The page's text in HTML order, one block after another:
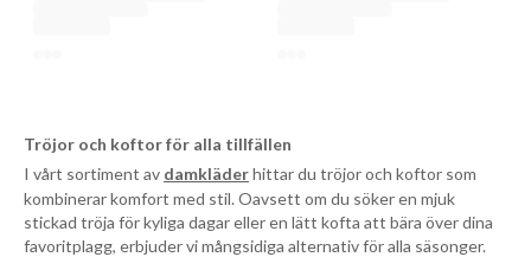
Tröjor och koftor för alla tillfällen
I vårt sortiment av damkläderhittar du tröjor och koftor som
kombinerar komfort med stil. Oavsett om du söker en mjuk
stickad tröja för kyliga dagar eller en lätt kofta att bära över dina
favoritplagg, erbjuder vi mångsidiga alternativ för alla säsonger.